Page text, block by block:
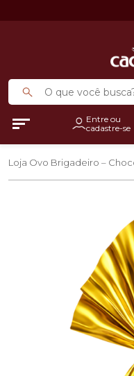
Entre ou
cadastre-se
Loja Ovo Brigadeiro –